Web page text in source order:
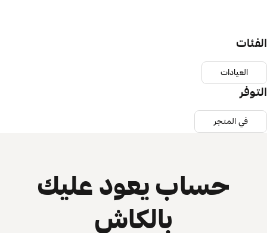
المتجر
حساب يعود عليك
بالكاش